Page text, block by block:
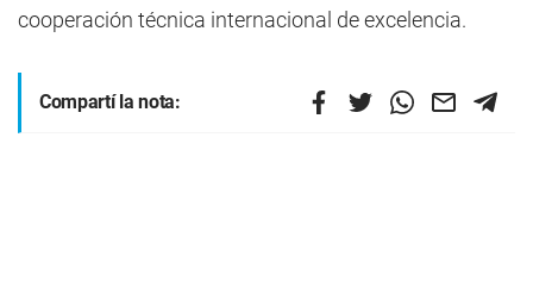
cooperación técnica internacional de excelencia.
Compartí la nota: